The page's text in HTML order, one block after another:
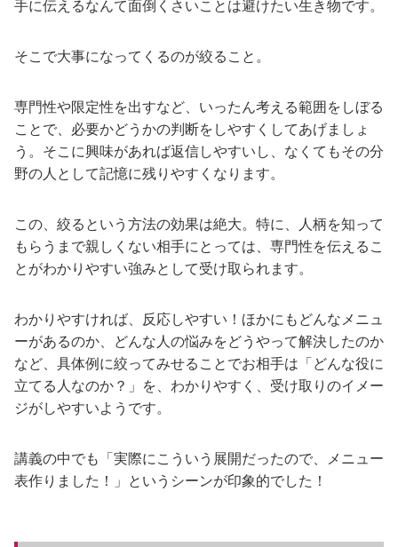
手に伝えるなんて面倒くさいことは避けたい生き物です。
そこで大事になってくるのが絞ること。
専門性や限定性を出すなど、いったん考える範囲をしぼる
ことで、必要かどうかの判断をしやすくしてあげましょ
う。そこに興味があれば返信しやすいし、なくてもその分
野の人として記憶に残りやすくなります。
この、絞るという方法の効果は絶大。特に、人柄を知って
もらうまで親しくない相手にとっては、専門性を伝えるこ
とがわかりやすい強みとして受け取られます。
わかりやすければ、反応しやすい！ほかにもどんなメニュ
ーがあるのか、どんな人の悩みをどうやって解決したのか
など、具体例に絞ってみせることでお相手は「どんな役に
立てる人なのか？」を、わかりやすく、受け取りのイメー
ジがしやすいようです。
講義の中でも「実際にこういう展開だったので、メニュー
表作りました！」というシーンが印象的でした！